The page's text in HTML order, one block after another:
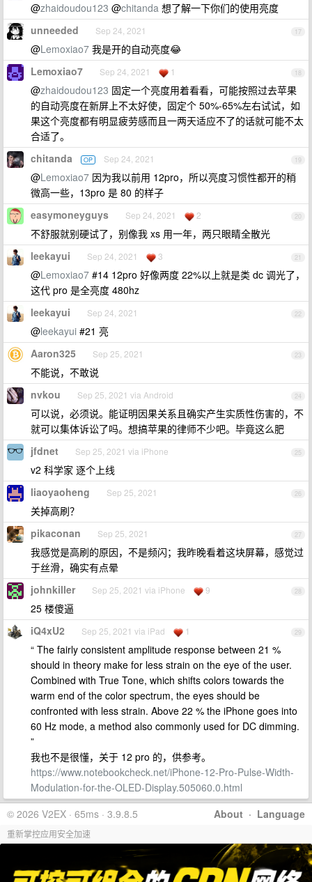
@zhaidoudou123 @chitanda 想了解一下你们的使用亮度
17
unneeded Sep 24, 2021
@Lemoxiao7 我是开的自动亮度😂
18
Lemoxiao7 Sep 24, 2021 1
@zhaidoudou123 固定一个亮度用着看看，可能按照过去苹果
的自动亮度在新屏上不太好使，固定个 50%-65%左右试试，如
果这个亮度都有明显疲劳感而且一两天适应不了的话就可能不太
合适了。
19
chitanda OP Sep 24, 2021
@Lemoxiao7 因为我以前用 12pro，所以亮度习惯性都开的稍
微高一些，13pro 是 80 的样子
20
easymoneyguys Sep 24, 2021 2
不舒服就别硬试了，别像我 xs 用一年，两只眼睛全散光
21
leekayui Sep 24, 2021 3
@Lemoxiao7 #14 12pro 好像两度 22%以上就是类 dc 调光了，
这代 pro 是全亮度 480hz
22
leekayui Sep 24, 2021
@leekayui #21 亮
23
Aaron325 Sep 25, 2021
不能说，不敢说
24
nvkou Sep 25, 2021 via Android
可以说，必须说。能证明因果关系且确实产生实质性伤害的，不
就可以集体诉讼了吗。想搞苹果的律师不少吧。毕竟这么肥
25
jfdnet Sep 25, 2021 via iPhone
v2 科学家 逐个上线
26
liaoyaoheng Sep 25, 2021
关掉高刷？
27
pikaconan Sep 25, 2021
我感觉是高刷的原因，不是频闪；我昨晚看着这块屏幕，感觉过
于丝滑，确实有点晕
28
johnkiller Sep 25, 2021 via iPhone 9
25 楼傻逼
29
iQ4xU2 Sep 25, 2021 via iPad 1
“ The fairly consistent amplitude response between 21 %
should in theory make for less strain on the eye of the user.
Combined with True Tone, which shifts colors towards the
warm end of the color spectrum, the eyes should be
confronted with less strain. Above 22 % the iPhone goes into
60 Hz mode, a method also commonly used for DC dimming.
”
我也不是很懂，关于 12 pro 的，供参考。
https://www.notebookcheck.net/iPhone-12-Pro-Pulse-Width-
Modulation-for-the-OLED-Display.505060.0.html
About · Language
© 2026 V2EX · 65ms · 3.9.8.5
重新掌控应用安全加速